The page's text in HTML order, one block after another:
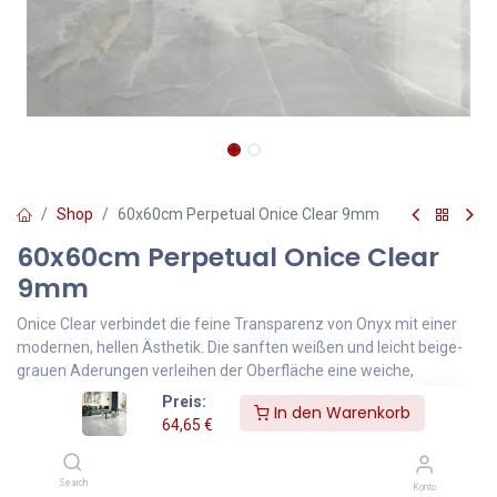
Preis:
64,65 €
In den Warenkorb
Search Konto
Shop 60x60cm Perpetual Onice Clear 9mm
60x60cm Perpetual Onice Clear
9mm
Onice Clear verbindet die feine Transparenz von Onyx mit einer
modernen, hellen Ästhetik. Die sanften weißen und leicht beige-
grauen Aderungen verleihen der Oberfläche eine weiche,
harmonische Bewegung, die jeden Raum optisch größer und heller
wirken lässt. Die glatte, hochglänzende Oberfläche sorgt für
elegante Lichtreflexe und bringt eine luxuriöse Tiefe ins
Gesamtbild.